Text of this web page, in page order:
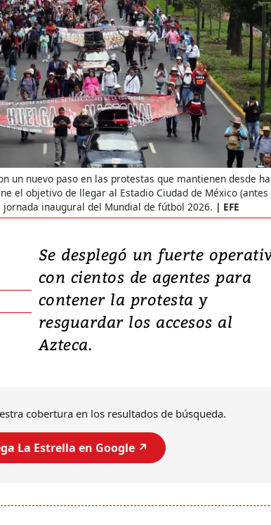
un nuevo paso en las protestas que mantienen desde
el objetivo de llegar al Estadio Ciudad de México (antes
inaugural del Mundial de fútbol 2026.
EFE
Se desplegó un fuerte
con cientos de agentes para
contener la protesta y
resguardar los accesos al
Azteca.
cobertura en los resultados de búsqueda.
La Estrella en Google ↗️
Un fuerte terremoto de
7,1 se registró este martes 28 de
julio en la prefectura de
al sur de Japón, provocando una
emergencia de gran...